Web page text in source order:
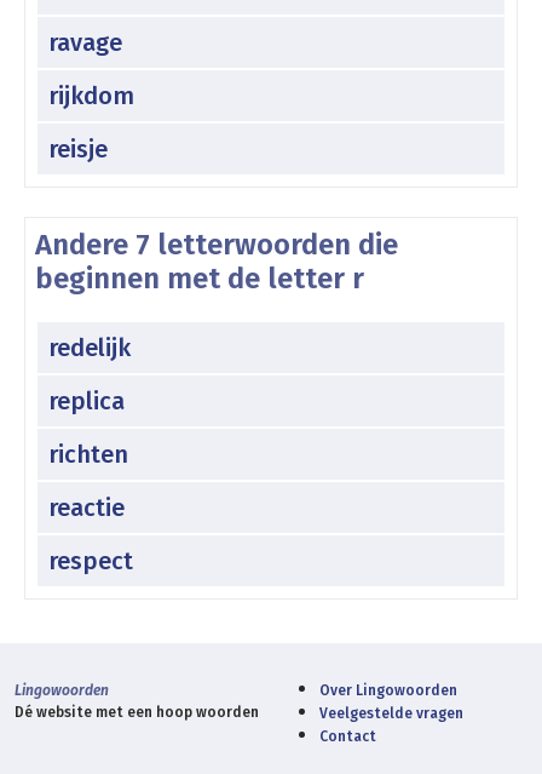
ravage
rijkdom
reisje
Andere 7 letterwoorden die
beginnen met de letter r
redelijk
replica
richten
reactie
respect
Lingowoorden
Dé website met een hoop woorden
Over Lingowoorden
Veelgestelde vragen
Contact